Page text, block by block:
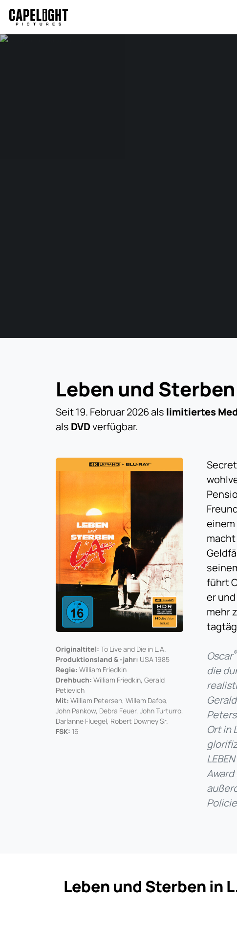
Leben und
Seit 19. Februar 2026 als limitiertes
als DVDverfügbar.
Originaltitel: To Live and Die in L.A.
Produktionsland & -jahr: USA 1985
Regie: William Friedkin
Drehbuch: William Friedkin, Gerald
Petievich
Mit: William Petersen, Willem Dafoe,
John Pankow, Debra Feuer, John Turturro,
Darlanne Fluegel, Robert Downey Sr.
FSK: 16
führt
er
mehr
Oscar®
die
Ort in
Leben und Sterben in